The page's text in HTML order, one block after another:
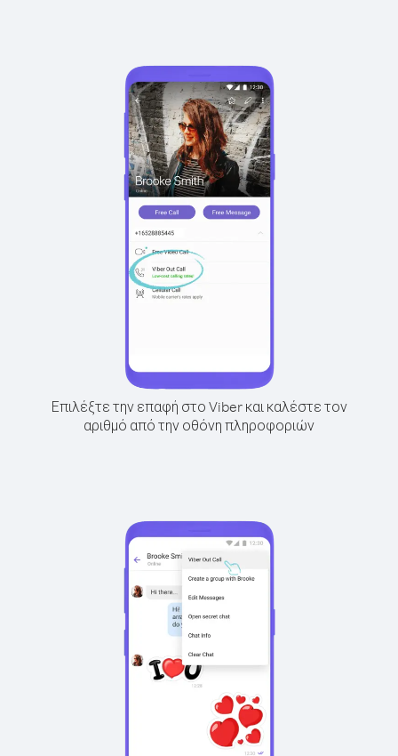
Επιλέξτε την επαφή στο Viber και καλέστε τον
αριθμό από την οθόνη πληροφοριών